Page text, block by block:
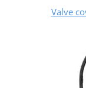
Valve